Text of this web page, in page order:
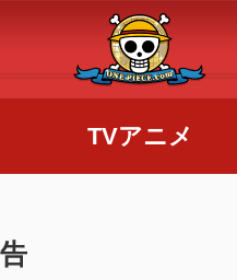
ンツへスキップする
TVアニメ